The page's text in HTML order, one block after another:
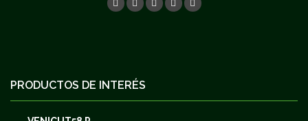
PRODUCTOS DE INTERÉS